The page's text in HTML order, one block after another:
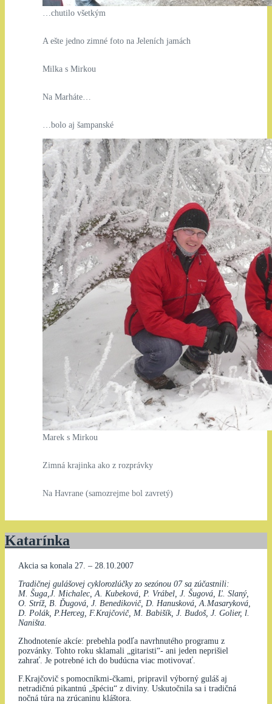
…chutilo všetkým
A ešte jedno zimné foto na Jeleních jamách
Milka s Mirkou
Na Marháte…
…bolo aj šampanské
Marek s Mirkou
Zimná krajinka ako z rozprávky
Na Havrane (samozrejme bol zavretý)
Katarínka
Akcia sa konala 27. – 28.10.2007
Tradičnej gulášovej cyklorozlúčky zo sezónou 07 sa zúčastnili:
M. Šuga,J. Michalec, A. Kubeková, P. Vrábel, J. Šugová, Ľ. Slaný,
O. Stríž, B. Ďugová, J. Benedikovič, D. Hanusková, A.Masaryková,
D. Polák, P.Herceg, F.Krajčovič, M. Babišík, J. Budoš, J. Golier, l.
Naništa.
Zhodnoteníe akcíe: prebehla podľa navrhnutého programu z
pozvánky. Tohto roku sklamali „gitaristi“- ani jeden neprišiel
zahrať. Je potrebné ich do budúcna viac motivovať.
F.Krajčovič s pomocníkmi-čkami, pripravil výborný guláš aj
netradičnú pikantnú „špéciu“ z diviny. Uskutočnila sa i tradičná
nočná túra na zrúcaninu kláštora.